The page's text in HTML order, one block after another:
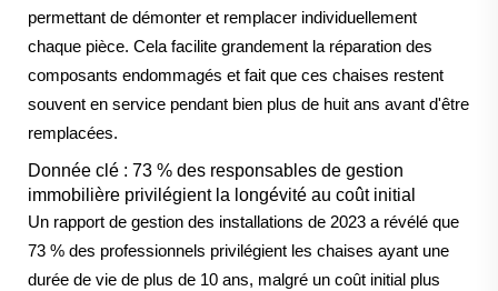
permettant de démonter et remplacer individuellement
chaque pièce. Cela facilite grandement la réparation des
composants endommagés et fait que ces chaises restent
souvent en service pendant bien plus de huit ans avant d'être
remplacées.
Donnée clé : 73 % des responsables de gestion
immobilière privilégient la longévité au coût initial
Un rapport de gestion des installations de 2023 a révélé que
73 % des professionnels privilégient les chaises ayant une
durée de vie de plus de 10 ans, malgré un coût initial plus